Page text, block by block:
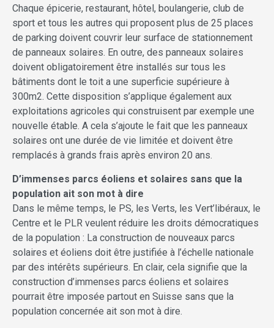
Chaque épicerie, restaurant, hôtel, boulangerie, club de
sport et tous les autres qui proposent plus de 25 places
de parking doivent couvrir leur surface de stationnement
de panneaux solaires. En outre, des panneaux solaires
doivent obligatoirement être installés sur tous les
bâtiments dont le toit a une superficie supérieure à
300m2. Cette disposition s’applique également aux
exploitations agricoles qui construisent par exemple une
nouvelle étable. A cela s’ajoute le fait que les panneaux
solaires ont une durée de vie limitée et doivent être
remplacés à grands frais après environ 20 ans.
D’immenses parcs éoliens et solaires sans que la
population ait son mot à dire
Dans le même temps, le PS, les Verts, les Vert’libéraux, le
Centre et le PLR veulent réduire les droits démocratiques
de la population : La construction de nouveaux parcs
solaires et éoliens doit être justifiée à l’échelle nationale
par des intérêts supérieurs. En clair, cela signifie que la
construction d’immenses parcs éoliens et solaires
pourrait être imposée partout en Suisse sans que la
population concernée ait son mot à dire.